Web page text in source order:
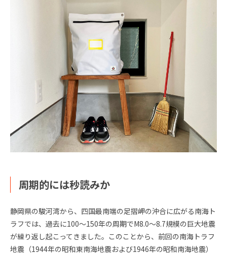
周期的には秒読みか
静岡県の駿河湾から、四国最南端の足摺岬の沖合に広がる南海ト
ラフでは、過去に100〜150年の周期でM8.0〜8.7規模の巨大地震
が繰り返し起こってきました。このことから、前回の南海トラフ
地震（1944年の昭和東南海地震および1946年の昭和南海地震）